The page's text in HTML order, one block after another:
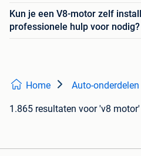
Kun je een V8-motor zelf
professionele hulp voor nodig?
Home Auto-onderdelen
1.865 resultaten voor 'v8 motor'